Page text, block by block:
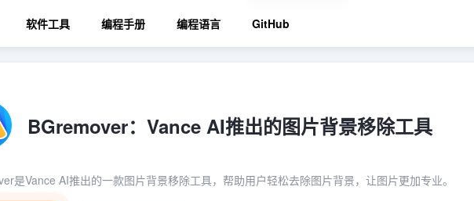
软件工具 编程手册 编程语言 GitHub
BGremover：Vance AI推出的图片背景移除工具
是Vance AI推出的一款图片背景移除工具，帮助用户轻松去除图片背景，让图片更加专业。